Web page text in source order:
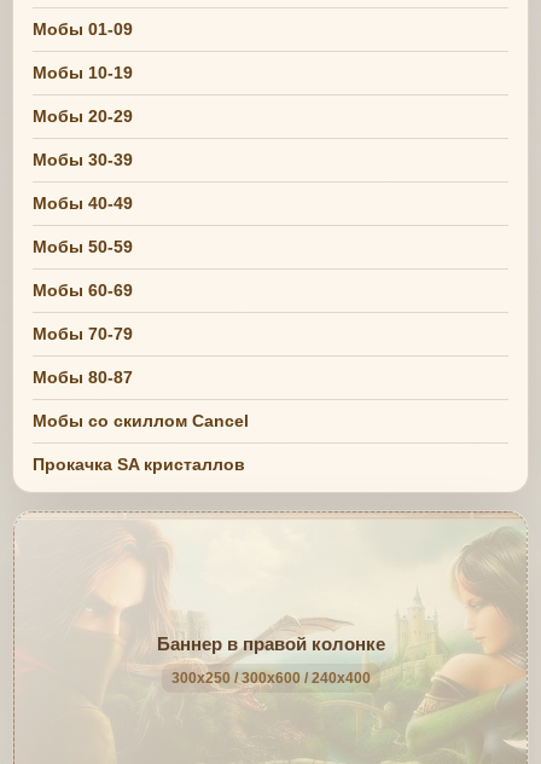
Мобы 01-09
Мобы 10-19
Мобы 20-29
Мобы 30-39
Мобы 40-49
Мобы 50-59
Мобы 60-69
Мобы 70-79
Мобы 80-87
Мобы со скиллом Cancel
Прокачка SA кристаллов
Баннер в правой колонке
300x250 / 300x600 / 240x400